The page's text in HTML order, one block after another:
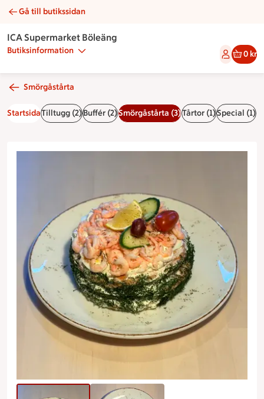
Räkbomb | Catering ICA Supermarket Böleäng
Gå till butikssidan
ICA Supermarket Böleäng
Butiksinformation 0 kr
Smörgåstårta
StartsidaTilltugg (2)Buffér (2)Smörgåstårta (3)Tårtor (1)Special (1)